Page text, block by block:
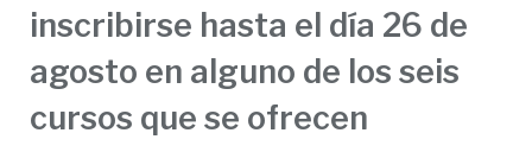
inscribirse hasta el día 26 de
agosto en alguno de los seis
cursos que se ofrecen